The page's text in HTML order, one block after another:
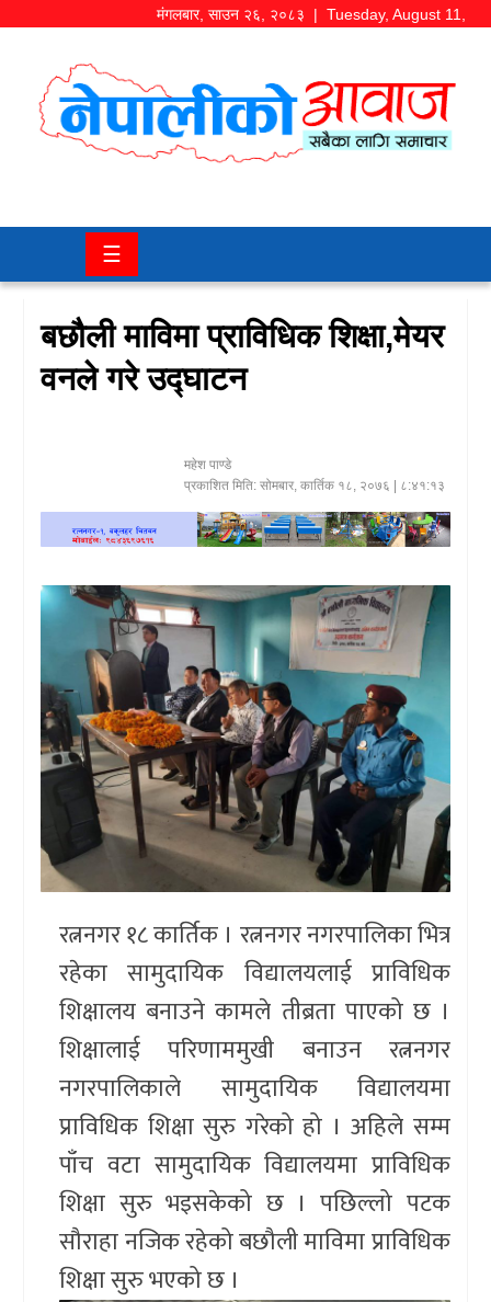
मंगलबार,साउन २६, २०८३ | Tuesday, August 11,
समाज/
चितवन
मनोरञ्जन
खेलकुद
स्वास्थ्य/
रोचक
☰
बछौली माविमा प्राविधिक शिक्षा,मेयर
वनले गरे उद्घाटन
महेश पाण्डे
प्रकाशित मिति: सोमबार, कार्तिक १८, २०७६ | ८:४१:१३
रत्ननगर १८ कार्तिक । रत्ननगर नगरपालिका भित्र
रहेका सामुदायिक विद्यालयलाई प्राविधिक
शिक्षालय बनाउने कामले तीब्रता पाएको छ ।
शिक्षालाई परिणाममुखी बनाउन रत्ननगर
नगरपालिकाले सामुदायिक विद्यालयमा
प्राविधिक शिक्षा सुरु गरेको हो । अहिले सम्म
पाँच वटा सामुदायिक विद्यालयमा प्राविधिक
शिक्षा सुरु भइसकेको छ । पछिल्लो पटक
सौराहा नजिक रहेको बछौली माविमा प्राविधिक
शिक्षा सुरु भएको छ ।